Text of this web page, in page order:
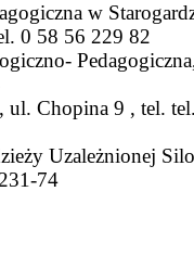
w
0 58 56 229 82
ul. Chopina 9 , tel.
Uzależnionej
74